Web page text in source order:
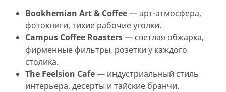
Bookhemian Art & Coffee— арт-атмосфера,
фотокниги, тихие рабочие уголки.
Campus Coffee Roasters— светлая обжарка,
фирменные фильтры, розетки у каждого
столика.
The Feelsion Cafe— индустриальный стиль
интерьера, десерты и тайские бранчи.